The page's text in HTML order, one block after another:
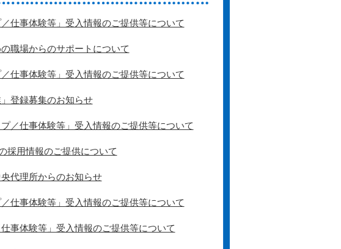
仕事体験等」受入情報のご提供等について
職場からのサポートについて
仕事体験等」受入情報のご提供等について
登録募集のお知らせ
／仕事体験等」受入情報のご提供等について
採用情報のご提供について
代理所からのお知らせ
仕事体験等」受入情報のご提供等について
事体験等」受入情報のご提供等について